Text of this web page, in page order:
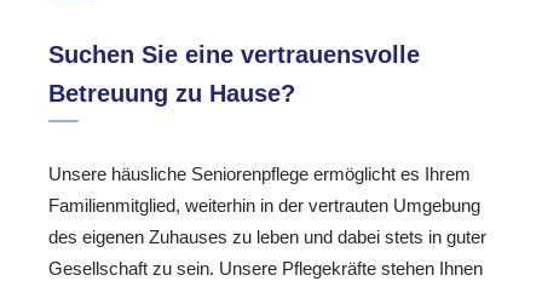
Suchen Sie eine vertrauensvolle
Betreuung zu Hause?
Unsere häusliche Seniorenpflege ermöglicht es Ihrem
Familienmitglied, weiterhin in der vertrauten Umgebung
des eigenen Zuhauses zu leben und dabei stets in guter
Gesellschaft zu sein. Unsere Pflegekräfte stehen Ihnen